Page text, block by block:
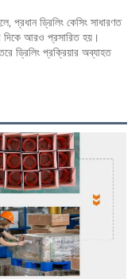
: ওভারবর্ডেনের মাধ্যমে ড্রিলিং সম্পন্ন হলে, প্রধান ড্রিলিং কেসিং সাধারণত
দিকে আরও প্রসারিত হয়।
ড্রিলিং প্রক্রিয়ার অব্যাহত